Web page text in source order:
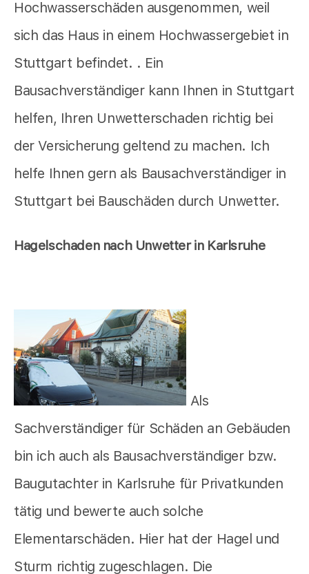
Hochwasserschäden ausgenommen, weil
sich das Haus in einem Hochwassergebiet in
Stuttgart befindet. . Ein
Bausachverständiger kann Ihnen in Stuttgart
helfen, Ihren Unwetterschaden richtig bei
der Versicherung geltend zu machen. Ich
helfe Ihnen gern als Bausachverständiger in
Stuttgart bei Bauschäden durch Unwetter.
Hagelschaden nach Unwetter in Karlsruhe
Als
Sachverständiger für Schäden an Gebäuden
bin ich auch als Bausachverständiger bzw.
Baugutachter in Karlsruhe für Privatkunden
tätig und bewerte auch solche
Elementarschäden. Hier hat der Hagel und
Sturm richtig zugeschlagen. Die